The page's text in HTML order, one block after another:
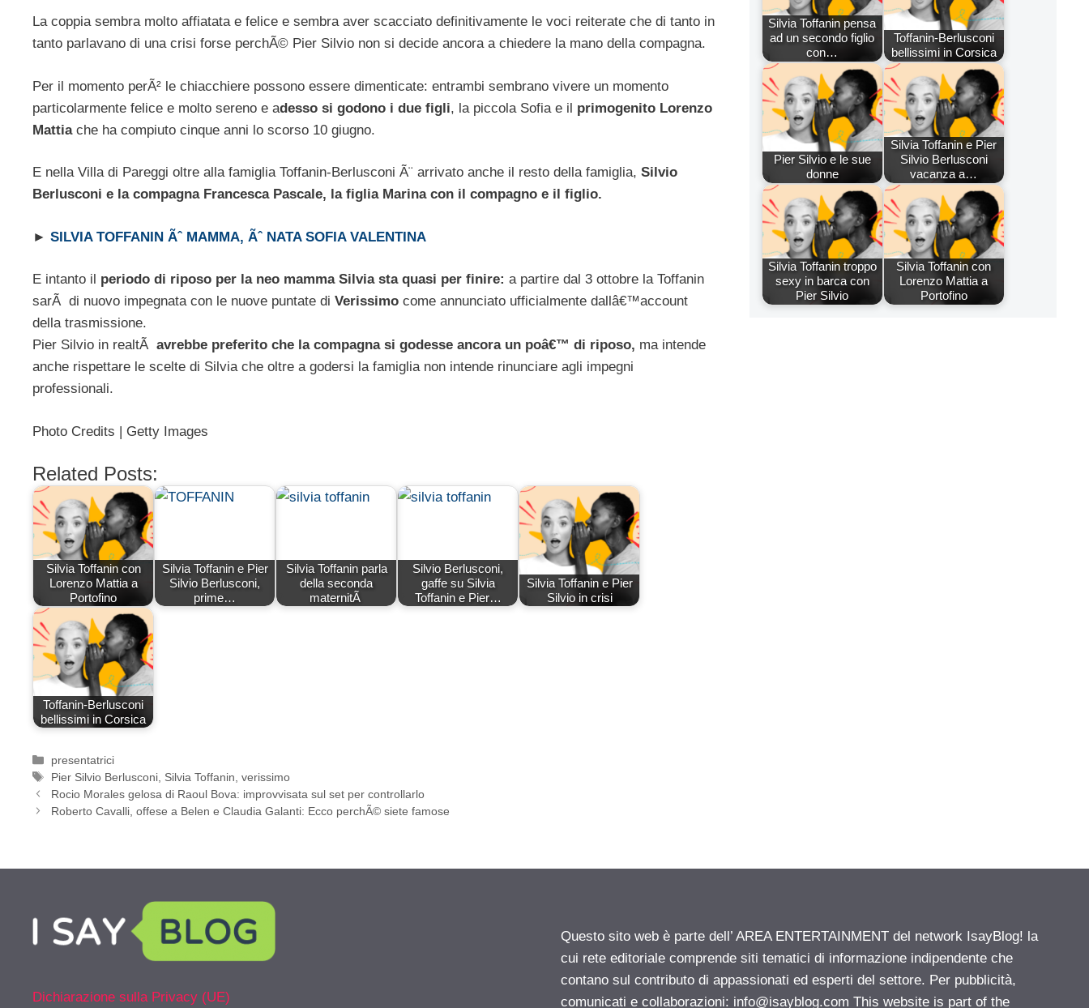
La coppia sembra molto affiatata e felice e sembra aver scacciato definitivamente le voci reiterate che di tanto in
tanto parlavano di una crisi forse perchÃ© Pier Silvio non si decide ancora a chiedere la mano della compagna.
Per il momento perÃ² le chiacchiere possono essere dimenticate: entrambi sembrano vivere un momento
particolarmente felice e molto sereno e adesso si godono i due figli, la piccola Sofia e il primogenito Lorenzo
Mattia che ha compiuto cinque anni lo scorso 10 giugno.
E nella Villa di Pareggi oltre alla famiglia Toffanin-Berlusconi Ã¨ arrivato anche il resto della famiglia, Silvio
Berlusconi e la compagna Francesca Pascale, la figlia Marina con il compagno e il figlio.
► SILVIA TOFFANIN Ãˆ MAMMA, Ãˆ NATA SOFIA VALENTINA
E intanto il periodo di riposo per la neo mamma Silvia sta quasi per finire: a partire dal 3 ottobre la Toffanin
sarÃ di nuovo impegnata con le nuove puntate di Verissimo come annunciato ufficialmente dallâ€™account
della trasmissione.
Pier Silvio in realtÃ avrebbe preferito che la compagna si godesse ancora un poâ€™ di riposo, ma intende
anche rispettare le scelte di Silvia che oltre a godersi la famiglia non intende rinunciare agli impegni
professionali.
Photo Credits | Getty Images
Related Posts:
Silvia Toffanin con
Lorenzo Mattia a
Portofino
Silvia Toffanin e Pier
Silvio Berlusconi,
prime…
Silvia Toffanin parla
della seconda
maternitÃ
Silvio Berlusconi,
gaffe su Silvia
Toffanin e Pier…
Silvia Toffanin e Pier
Silvio in crisi
Toffanin-Berlusconi
bellissimi in Corsica
Categorie
presentatrici
Tag
Pier Silvio Berlusconi Silvia Toffanin ,verissimo
Rocio Morales gelosa di Raoul Bova: improvvisata sul set per controllarlo
Roberto Cavalli, offese a Belen e Claudia Galanti: Ecco perchÃ© siete famose
Silvia Toffanin pensa
ad un secondo figlio
con…
Toffanin-Berlusconi
bellissimi in Corsica
Pier Silvio e le sue
donne
Silvia Toffanin e Pier
Silvio Berlusconi
vacanza a…
Silvia Toffanin troppo
sexy in barca con
Pier Silvio
Silvia Toffanin con
Lorenzo Mattia a
Portofino
Dichiarazione sulla Privacy (UE)
Questo sito web è parte dell’ AREA ENTERTAINMENT del network IsayBlog! la
cui rete editoriale comprende siti tematici di informazione indipendente che
contano sul contributo di appassionati ed esperti del settore. Per pubblicità,
comunicati e collaborazioni: info@isayblog.com This website is part of the